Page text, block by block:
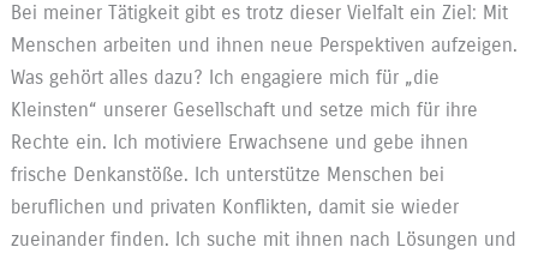
Bei meiner Tätigkeit gibt es trotz dieser Vielfalt ein Ziel: Mit
Menschen arbeiten und ihnen neue Perspektiven aufzeigen.
Was gehört alles dazu? Ich engagiere mich für „die
Kleinsten“ unserer Gesellschaft und setze mich für ihre
Rechte ein. Ich motiviere Erwachsene und gebe ihnen
frische Denkanstöße. Ich unterstütze Menschen bei
beruflichen und privaten Konflikten, damit sie wieder
zueinander finden. Ich suche mit ihnen nach Lösungen und